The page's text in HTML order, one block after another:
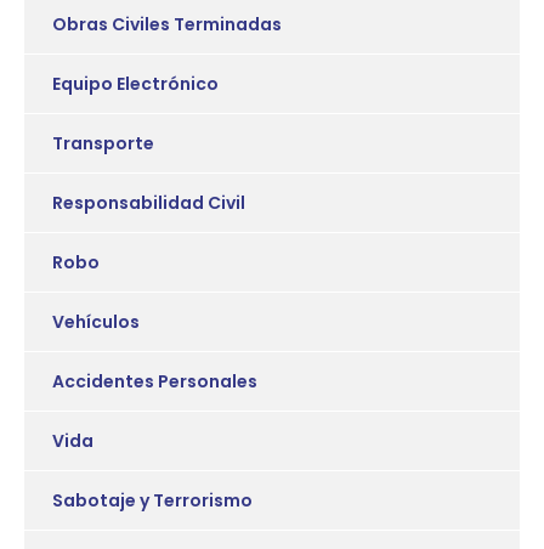
Obras Civiles Terminadas
Equipo Electrónico
Transporte
Responsabilidad Civil
Robo
Vehículos
Accidentes Personales
Vida
Sabotaje y Terrorismo